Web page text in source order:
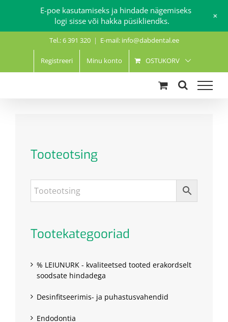
Tel.: 6 391 320 | E-mail: info@dabdental.ee
Registreeri Minu konto OSTUKORV
Tooteotsing
Tootekategooriad
% LEIUNURK - kvaliteetsed tooted erakordselt
soodsate hindadega
Desinfitseerimis- ja puhastusvahendid
Endodontia
E-poe kasutamiseks ja hindade nägemiseks
logi sisse või hakka püsikliendks.
+